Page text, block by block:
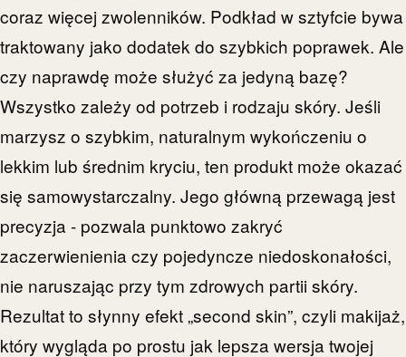
coraz więcej zwolenników. Podkład w sztyfcie bywa
traktowany jako dodatek do szybkich poprawek. Ale
czy naprawdę może służyć za jedyną bazę?
Wszystko zależy od potrzeb i rodzaju skóry. Jeśli
marzysz o szybkim, naturalnym wykończeniu o
lekkim lub średnim kryciu, ten produkt może okazać
się samowystarczalny. Jego główną przewagą jest
precyzja - pozwala punktowo zakryć
zaczerwienienia czy pojedyncze niedoskonałości,
nie naruszając przy tym zdrowych partii skóry.
Rezultat to słynny efekt „second skin”, czyli makijaż,
który wygląda po prostu jak lepsza wersja twojej